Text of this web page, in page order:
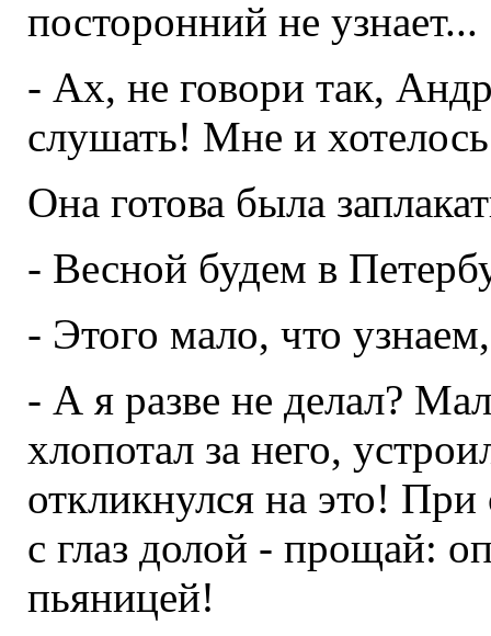
посторонний не узнает...
- Ах, не говори так,
слушать! Мне и
Она готова была
- Весной будем в
- Этого мало, что
- А я разве не делал?
хлопотал за него,
откликнулся на это! При
с глаз долой - прощай:
пьяницей!